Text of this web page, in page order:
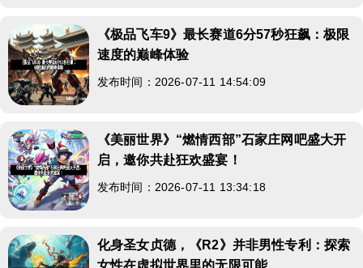
《极品飞车9》最长赛道6分57秒狂飙：极限
速度的巅峰体验
发布时间：2026-07-11 14:54:09
《美丽世界》“燃情西部”石家庄网吧盛大开
启，邀你共赴狂欢盛宴！
发布时间：2026-07-11 13:34:18
化身圣女贞德，《R2》并非男性专利：探索
女性在虚拟世界里的无限可能